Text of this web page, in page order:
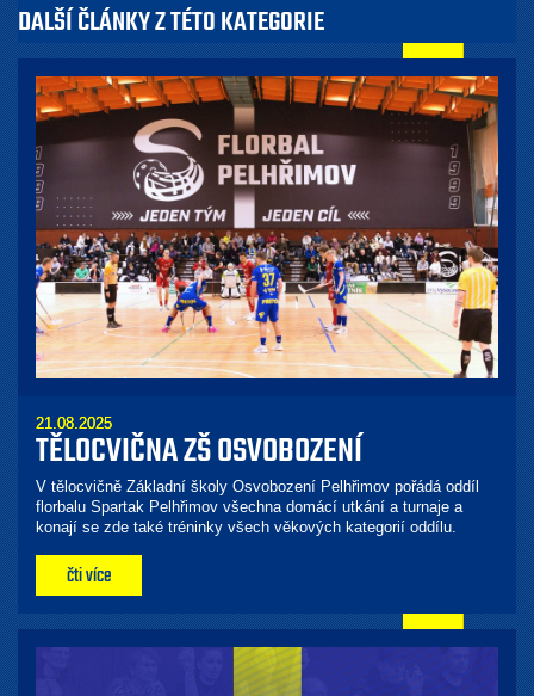
DALŠÍ ČLÁNKY Z TÉTO KATEGORIE
21.08.2025
TĚLOCVIČNA ZŠ OSVOBOZENÍ
V tělocvičně Základní školy Osvobození Pelhřimov pořádá oddíl
florbalu Spartak Pelhřimov všechna domácí utkání a turnaje a
konají se zde také tréninky všech věkových kategorií oddílu.
čti více